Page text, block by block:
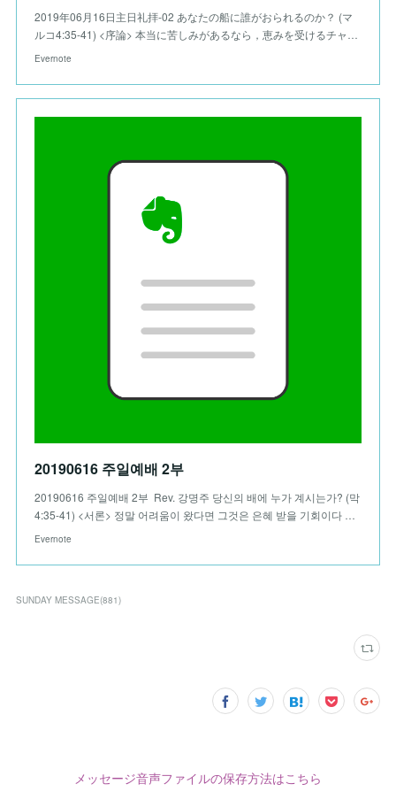
2019年06月16日主日礼拝-02 あなたの船に誰がおられるのか？ (マ
ルコ4:35-41) <序論> 本当に苦しみがあるなら，恵みを受けるチャ…
Evernote
20190616 주일예배 2부
20190616 주일예배 2부 Rev. 강명주 당신의 배에 누가 계시는가? (막‪
4:35-41)‬ <서론> 정말 어려움이 왔다면 그것은 은혜 받을 기회이다 …
Evernote
SUNDAY MESSAGE(881)
メッセージ音声ファイルの保存方法はこちら